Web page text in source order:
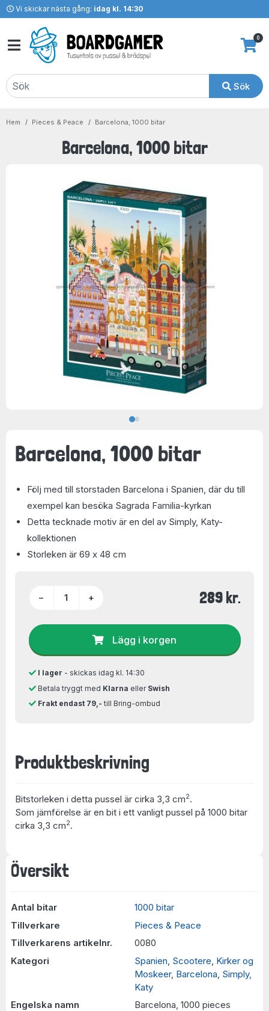
Vi skickar nästa gång: idag kl. 14:30
Sök
0
Hem Pieces & Peace Barcelona, 1000 bitar
Barcelona, 1000 bitar
Översikt
Antal bitar
1000 bitar
Tillverkare
Pieces & Peace
Tillverkarens artikelnr.
0080
Kategori
Spanien Scootere Kirker og
Moskeer, Barcelona Simply,
Katy
Engelska namn
Barcelona, 1000 pieces
Barcelona, 1000 bitar
Följ med till storstaden Barcelona i Spanien, där du till
exempel kan besöka Sagrada Familia-kyrkan
Detta tecknade motiv är en del av Simply, Katy-
kollektionen
Storleken är 69 x 48 cm
− + 289 kr.
Lägg i korgen
I lager - skickas idag kl. 14:30
Betala tryggt med Klarna eller Swish
Frakt endast 79,- till Bring-ombud
Produktbeskrivning
Bitstorleken i detta pussel är cirka 3,3 cm2.
Som jämförelse är en bit i ett vanligt pussel på 1000 bitar
cirka 3,3 cm2.